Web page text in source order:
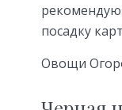
посадку
Овощи